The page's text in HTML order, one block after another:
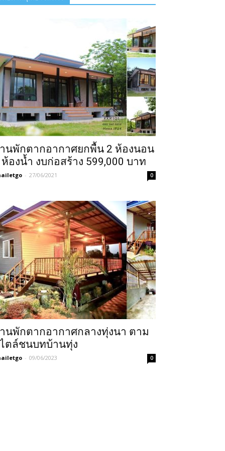
นพักตากอากาศยกพื้น 2 ห้องนอน
ห้องน้ำ งบก่อสร้าง 599,000 บาท
- 27/06/2021 0
นพักตากอากาศกลางทุ่งนา ตาม
ตล์ชนบทบ้านทุ่ง
- 09/06/2023 0